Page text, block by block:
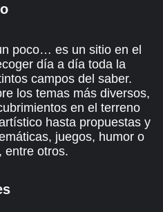
poco… es un sitio en el
día a día toda la
campos del saber.
los temas más diversos,
en el terreno
hasta propuestas y
juegos, humor o
entre otros.